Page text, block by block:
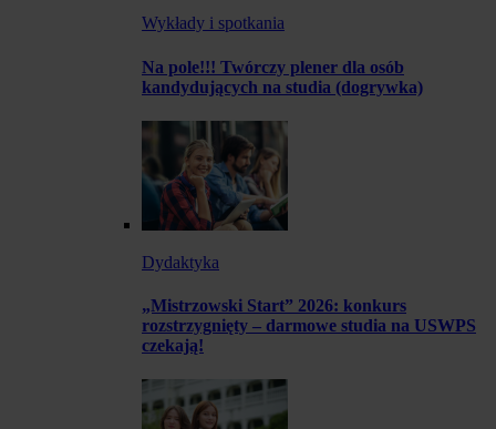
Wykłady i spotkania
Na pole!!! Twórczy plener dla osób
kandydujących na studia (dogrywka)
Dydaktyka
„Mistrzowski Start” 2026: konkurs
rozstrzygnięty – darmowe studia na USWPS
czekają!